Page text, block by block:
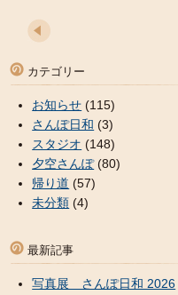
カテゴリー
お知らせ (115)
さんぽ日和 (3)
スタジオ (148)
夕空さんぽ(80)
帰り道 (57)
未分類 (4)
最新記事
写真展 さんぽ日和 2026